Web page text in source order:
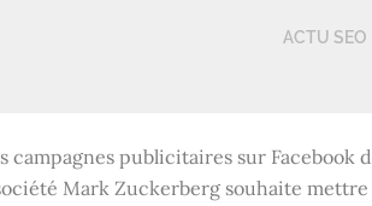
ACTU SEO
campagnes publicitaires sur Facebook
Mark Zuckerberg souhaite mettre